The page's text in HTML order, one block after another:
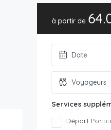
Services
Départ